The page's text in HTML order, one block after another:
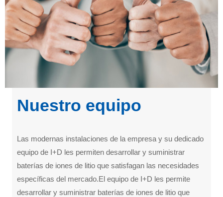
Nuestro equipo
Las modernas instalaciones de la empresa y su dedicado
equipo de I+D les permiten desarrollar y suministrar
baterías de iones de litio que satisfagan las necesidades
específicas del mercado.El equipo de I+D les permite
desarrollar y suministrar baterías de iones de litio que